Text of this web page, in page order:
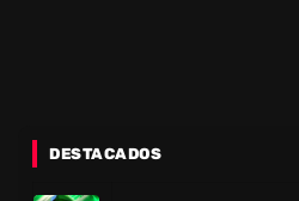
DESTACADOS